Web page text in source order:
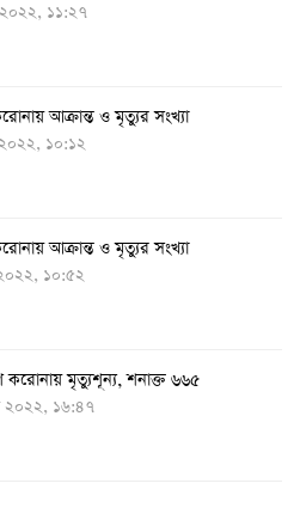
২০২২, ১১:২৭
আক্রান্ত ও মৃত্যুর সংখ্যা
১০:১২
আক্রান্ত ও মৃত্যুর সংখ্যা
১০:৫২
করোনায় মৃত্যুশূন্য, শনাক্ত ৬৬৫
২০২২, ১৬:৪৭